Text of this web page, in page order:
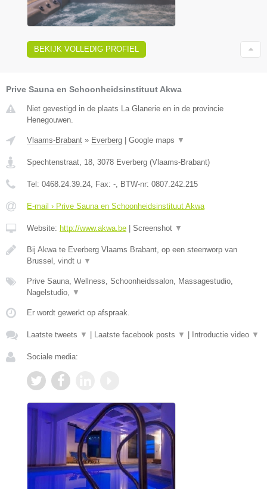
BEKIJK VOLLEDIG PROFIEL
Prive Sauna en Schoonheidsinstituut Akwa
Niet gevestigd in de plaats La Glanerie en in de provincie
Henegouwen.
Vlaams-Brabant » Everberg Google maps ▼
Spechtenstraat, 18, 3078 Everberg (Vlaams-Brabant)
Tel: 0468.24.39.24, Fax: -, BTW-nr: 0807.242.215
E-mail › Prive Sauna en Schoonheidsinstituut Akwa
Website: http://www.akwa.be Screenshot ▼
Bij Akwa te Everberg Vlaams Brabant, op een steenworp van
Brussel, vindt u ▼
Prive Sauna, Wellness, Schoonheidssalon, Massagestudio,
Nagelstudio, ▼
Er wordt gewerkt op afspraak.
Laatste tweets ▼ Laatste facebook posts ▼ Introductie video ▼
Sociale media: